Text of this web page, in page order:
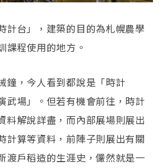
計台」，建築的目的為札幌農學
課程使用的地方。
鐘，今人看到都說是「時計
武場」。但若有機會前往，時計
料解說詳盡，而內部展場則展出
計算等資料，前陣子則展出有關
渡戶稻造的生涯史，儼然就是一